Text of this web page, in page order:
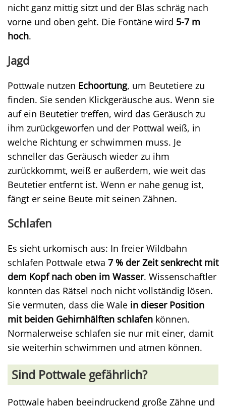
nicht ganz mittig sitzt und der Blas schräg nach
vorne und oben geht. Die Fontäne wird 5-7 m
hoch.
Jagd
Pottwale nutzen Echoortung, um Beutetiere zu
finden. Sie senden Klickgeräusche aus. Wenn sie
auf ein Beutetier treffen, wird das Geräusch zu
ihm zurückgeworfen und der Pottwal weiß, in
welche Richtung er schwimmen muss. Je
schneller das Geräusch wieder zu ihm
zurückkommt, weiß er außerdem, wie weit das
Beutetier entfernt ist. Wenn er nahe genug ist,
fängt er seine Beute mit seinen Zähnen.
Schlafen
Es sieht urkomisch aus: In freier Wildbahn
schlafen Pottwale etwa 7 % der Zeit senkrecht mit
dem Kopf nach oben im Wasser. Wissenschaftler
konnten das Rätsel noch nicht vollständig lösen.
Sie vermuten, dass die Wale in dieser Position
mit beiden Gehirnhälften schlafen können.
Normalerweise schlafen sie nur mit einer, damit
sie weiterhin schwimmen und atmen können.
Sind Pottwale gefährlich?
Pottwale haben beeindruckend große Zähne und